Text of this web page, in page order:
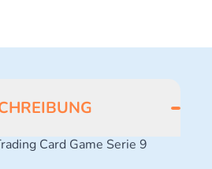
Card Game Serie 9